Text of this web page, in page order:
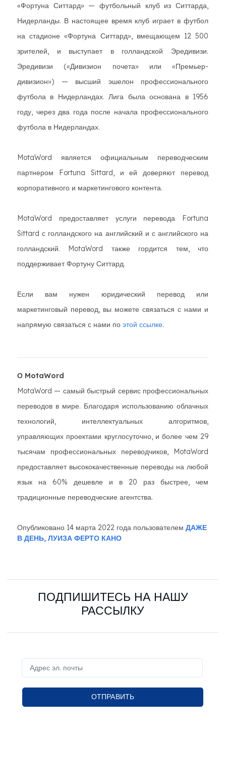
«Фортуна Ситтард» — футбольный клуб из Ситтарда,
Нидерланды. В настоящее время клуб играет в футбол
на стадионе «Фортуна Ситтард», вмещающем 12 500
зрителей, и выступает в голландской Эредивизи.
Эредивизи («Дивизион почета» или «Премьер-
дивизион») — высший эшелон профессионального
футбола в Нидерландах. Лига была основана в 1956
году, через два года после начала профессионального
футбола в Нидерландах.
MotaWord является официальным переводческим
партнером Fortuna Sittard, и ей доверяют перевод
корпоративного и маркетингового контента.
MotaWord предоставляет услуги перевода Fortuna
Sittard с голландского на английский и с английского на
голландский. MotaWord также гордится тем, что
поддерживает Фортуну Ситтард.
Если вам нужен юридический перевод или
маркетинговый перевод, вы можете связаться с нами и
напрямую связаться с нами по этой ссылке.
О MotaWord
MotaWord — самый быстрый сервис профессиональных
переводов в мире. Благодаря использованию облачных
технологий, интеллектуальных алгоритмов,
управляющих проектами круглосуточно, и более чем 29
тысячам профессиональных переводчиков, MotaWord
предоставляет высококачественные переводы на любой
язык на 60% дешевле и в 20 раз быстрее, чем
традиционные переводческие агентства.
Опубликовано 14 марта 2022 года пользователем ДАЖЕ
В ДЕНЬ, ЛУИЗА ФЕРТО КАНО
ПОДПИШИТЕСЬ НА НАШУ
РАССЫЛКУ
ОТПРАВИТЬ